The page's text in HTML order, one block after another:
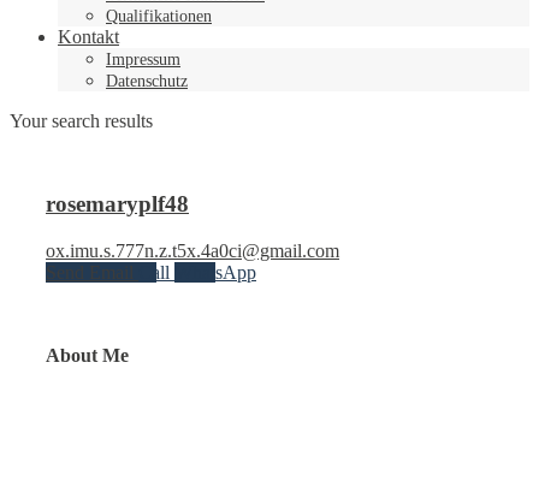
Qualifikationen
Kontakt
Impressum
Datenschutz
Your search results
rosemaryplf48
ox.imu.s.777n.z.t5x.4a0ci@gmail.com
Send Email
Call WhatsApp
About Me